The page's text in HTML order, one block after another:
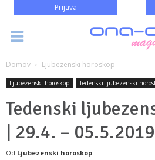
Prijava
Domov Ljubezenski horoskop
Ljubezenski horoskop Tedenski ljubezenski
Tedenski
| 29.4. – 05.5.2019
Od Ljubezenski horoskop